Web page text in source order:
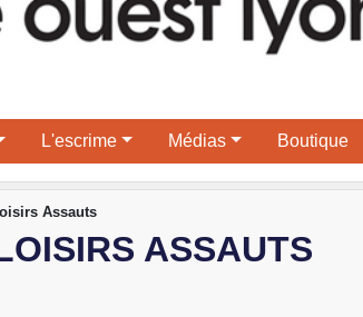
L'escrime Médias Boutique
Assauts
ASSAUTS